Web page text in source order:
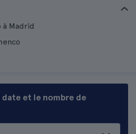
à Madrid
et le nombre de